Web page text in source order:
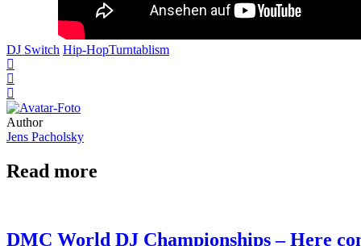
DJ Switch Hip-HopTurntablism
Author
Jens Pacholsky
Read more
DMC World DJ Championships – Here